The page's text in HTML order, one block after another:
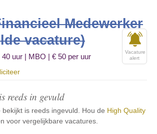
Medewerker
vacature)
Vacature
alert
uur | MBO | € 50 per uur
reeds in gevuld
is reeds ingevuld. Hou de High Quality
voor vergelijkbare vacatures.